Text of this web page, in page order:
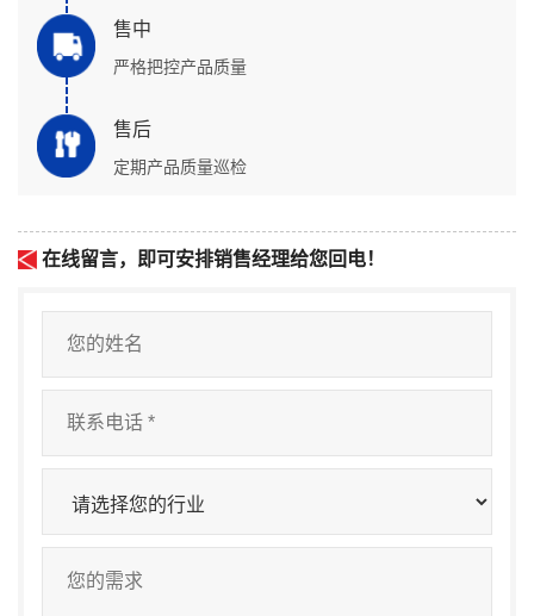
售中
严格把控产品质量
售后
定期产品质量巡检
在线留言，即可安排销售经理给您回电！